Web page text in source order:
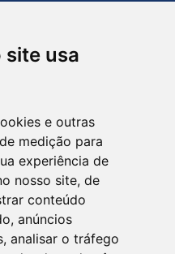
site usa
e outras
medição para
experiência de
nosso site, de
conteúdo
anúncios
analisar o tráfego
(manhã);
Centro - CEP: 95340-